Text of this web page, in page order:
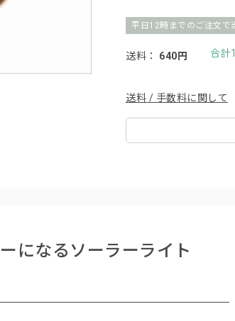
平日12時までのご注文で
送料： 640円 合計
送料 / 手数料に関して
になるソーラーライト